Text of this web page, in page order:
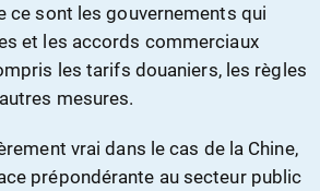
ce sont les gouvernements qui
et les accords commerciaux
les tarifs douaniers, les règles
mesures.
vrai dans le cas de la Chine,
prépondérante au secteur public